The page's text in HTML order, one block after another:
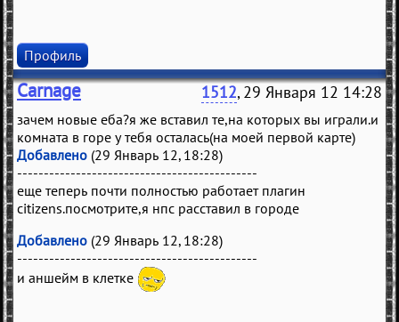
Профиль
Carnage 1512, 29 Января 12 14:28
зачем новые еба?я же вставил те,на которых вы играли.и
комната в горе у тебя осталась(на моей первой карте)
Добавлено (29 Январь 12, 18:28)
---------------------------------------------
еще теперь почти полностью работает плагин
citizens.посмотрите,я нпс расставил в городе
Добавлено (29 Январь 12, 18:28)
---------------------------------------------
и аншейм в клетке